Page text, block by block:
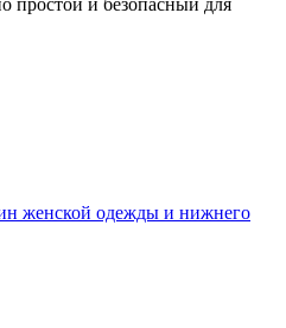
простой и безопасный для
женской одежды и нижнего